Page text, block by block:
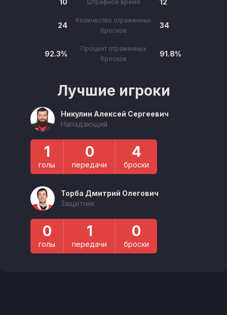
10 Штрафное время 12
24
Количество отраженных
бросков
34
92.3%
Процент отраженных
бросков
91.8%
Лучшие игроки
Никулин Алексей Сергеевич
Нападающий
1
голы
0
передачи
4
броски
Торба Дмитрий Олегович
Защитник
0
голы
1
передачи
0
броски